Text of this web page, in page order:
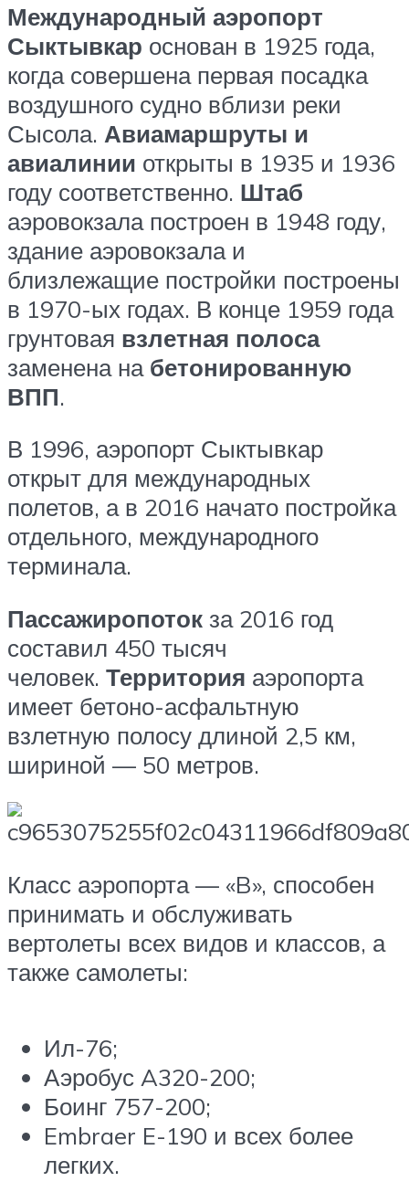
Международный аэропорт
Сыктывкар основан в 1925 года,
когда совершена первая посадка
воздушного судно вблизи реки
Сысола. Авиамаршруты и
авиалинии открыты в 1935 и 1936
году соответственно. Штаб
аэровокзала построен в 1948 году,
здание аэровокзала и
близлежащие постройки построены
в 1970-ых годах. В конце 1959 года
грунтовая взлетная полоса
заменена на бетонированную
ВПП.
В 1996, аэропорт Сыктывкар
открыт для международных
полетов, а в 2016 начато постройка
отдельного, международного
терминала.
Пассажиропоток за 2016 год
составил 450 тысяч
человек. Территория аэропорта
имеет бетоно-асфальтную
взлетную полосу длиной 2,5 км,
шириной — 50 метров.
Класс аэропорта — «B», способен
принимать и обслуживать
вертолеты всех видов и классов, а
также самолеты:
Ил-76;
Аэробус A320-200;
Боинг 757-200;
Embraer E-190 и всех более
легких.